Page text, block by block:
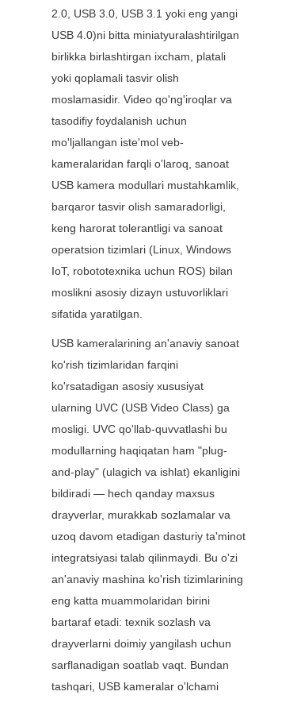
2.0, USB 3.0, USB 3.1 yoki eng yangi
USB 4.0)ni bitta miniatyuralashtirilgan
birlikka birlashtirgan ixcham, platali
yoki qoplamali tasvir olish
moslamasidir. Video qo'ng'iroqlar va
tasodifiy foydalanish uchun
mo'ljallangan iste'mol veb-
kameralaridan farqli o'laroq, sanoat
USB kamera modullari mustahkamlik,
barqaror tasvir olish samaradorligi,
keng harorat tolerantligi va sanoat
operatsion tizimlari (Linux, Windows
IoT, robototexnika uchun ROS) bilan
moslikni asosiy dizayn ustuvorliklari
sifatida yaratilgan.
USB kameralarining an'anaviy sanoat
ko'rish tizimlaridan farqini
ko'rsatadigan asosiy xususiyat
ularning UVC (USB Video Class) ga
mosligi. UVC qo'llab-quvvatlashi bu
modullarning haqiqatan ham "plug-
and-play" (ulagich va ishlat) ekanligini
bildiradi — hech qanday maxsus
drayverlar, murakkab sozlamalar va
uzoq davom etadigan dasturiy ta'minot
integratsiyasi talab qilinmaydi. Bu o'zi
an'anaviy mashina ko'rish tizimlarining
eng katta muammolaridan birini
bartaraf etadi: texnik sozlash va
drayverlarni doimiy yangilash uchun
sarflanadigan soatlab vaqt. Bundan
tashqari, USB kameralar o'lchami